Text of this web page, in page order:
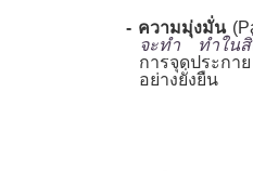
- ความมุ่งมั่น
จะทำ ทำใน
การจุดประก
อย่างยั่งยืน